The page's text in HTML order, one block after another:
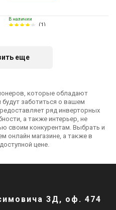
В наличии
(1)
кондиционер
Fischer FI/FO-12SIN
Цена
25 017 грн27 682 грн
Купить
еще
которые обладают
заботиться о вашем
ряд инверторных
а также интерьер, не
своим конкурентам. Выбрать и
онлайн магазине, а также в
цене.
3Д, оф. 474